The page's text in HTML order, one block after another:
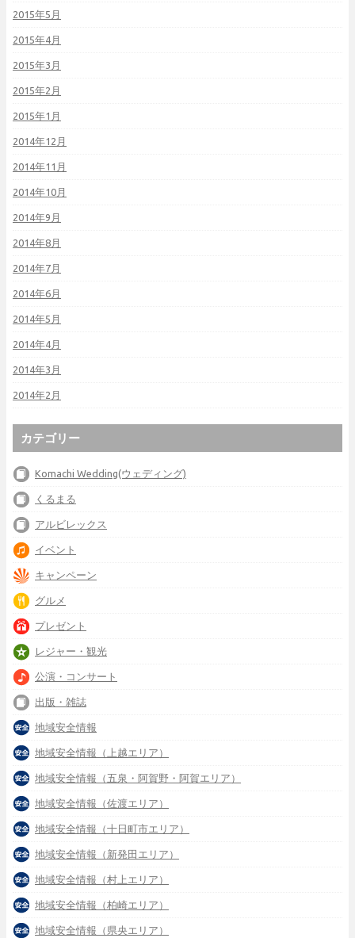
2015年5月
2015年4月
2015年3月
2015年2月
2015年1月
2014年12月
2014年11月
2014年10月
2014年9月
2014年8月
2014年7月
2014年6月
2014年5月
2014年4月
2014年3月
2014年2月
カテゴリー
Komachi Wedding(ウェディング)
くるまる
アルビレックス
イベント
キャンペーン
グルメ
プレゼント
レジャー・観光
公演・コンサート
出版・雑誌
地域安全情報
地域安全情報（上越エリア）
地域安全情報（五泉・阿賀野・阿賀エリア）
地域安全情報（佐渡エリア）
地域安全情報（十日町市エリア）
地域安全情報（新発田エリア）
地域安全情報（村上エリア）
地域安全情報（柏崎エリア）
地域安全情報（県央エリア）